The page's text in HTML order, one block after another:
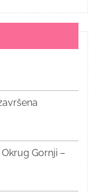
Gornji –